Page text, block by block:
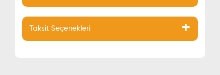
Taksit Seçenekleri